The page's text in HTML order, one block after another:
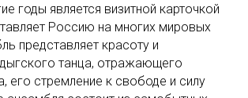
годы является визитной карточкой
Россию на многих мировых
представляет красоту и
танца, отражающего
его стремление к свободе и силу